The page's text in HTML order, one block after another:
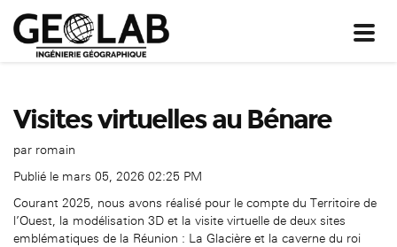
Visites virtuelles au Bénare
par romain
Publié le mars 05, 2026 02:25 PM
Courant 2025, nous avons réalisé pour le compte du Territoire de
l’Ouest, la modélisation 3D et la visite virtuelle de deux sites
emblématiques de la Réunion : La Glacière et la caverne du roi